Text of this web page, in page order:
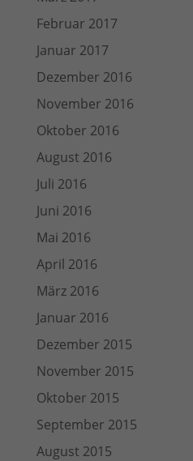
Februar 2017
Januar 2017
Dezember 2016
November 2016
Oktober 2016
August 2016
Juli 2016
Juni 2016
Mai 2016
April 2016
März 2016
Januar 2016
Dezember 2015
November 2015
Oktober 2015
September 2015
August 2015